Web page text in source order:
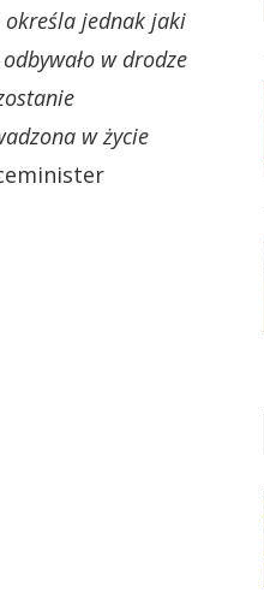
określa jednak jaki
w drodze
w życie